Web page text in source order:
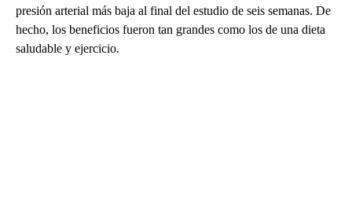
presión arterial más baja al final del estudio de seis semanas. De
hecho, los beneficios fueron tan grandes como los de una dieta
saludable y ejercicio.